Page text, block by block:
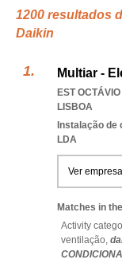
1200 resultados
Daikin
Multiar -
EST
LISBOA
Instalação de
LDA
Ver empresa
Matches in
Activity
ventilação,